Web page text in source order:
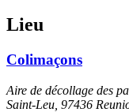
Lieu
Colimaçons
Aire de décollage des
Saint-Leu 97436